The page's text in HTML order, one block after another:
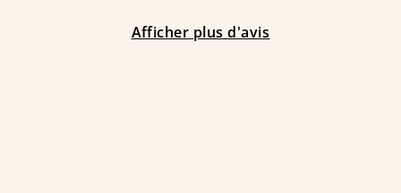
Afficher plus d'avis